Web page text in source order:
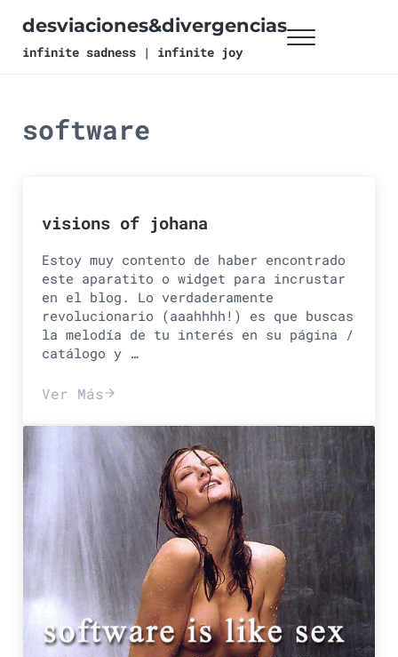
desviaciones&divergencias
infinite sadness | infinite joy Menu
software
visions of johana
Estoy muy contento de haber encontrado
este aparatito o widget para incrustar
en el blog. Lo verdaderamente
revolucionario (aaahhhh!) es que buscas
la melodía de tu interés en su página /
catálogo y …
Ver Másvisions of johana